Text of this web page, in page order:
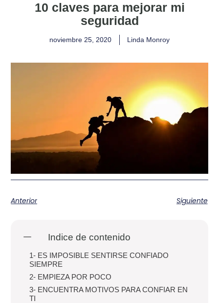
10 claves para mejorar mi
seguridad
noviembre 25, 2020 Linda Monroy
Anterior Siguiente
Indice de contenido
1- ES IMPOSIBLE SENTIRSE CONFIADO
SIEMPRE
2- EMPIEZA POR POCO
3- ENCUENTRA MOTIVOS PARA CONFIAR EN
TI